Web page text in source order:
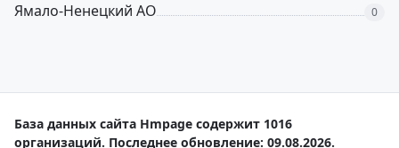
Ямало-Ненецкий АО 0
База данных сайта Hmpage содержит 1016
организаций. Последнее обновление: 09.08.2026.